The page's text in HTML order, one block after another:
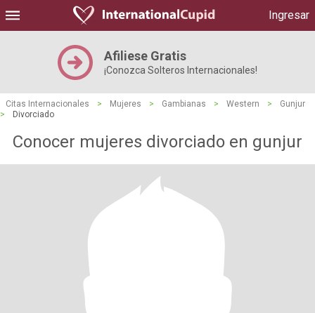
Ingresar
Afiliese Gratis
¡Conozca Solteros Internacionales!
Citas Internacionales > Mujeres > Gambianas > Western >
Gunjur
>
Divorciado
Conocer mujeres divorciado en gunjur